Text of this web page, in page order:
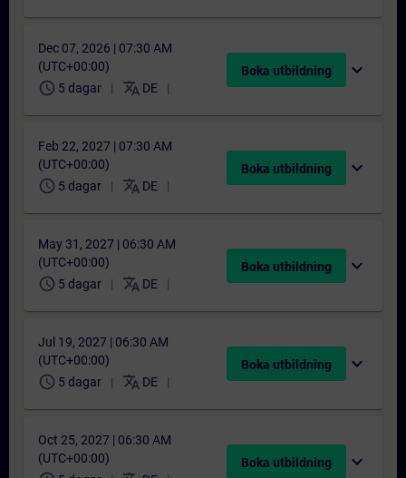
Dec 07, 2026 | 07:30 AM
(UTC+00:00)
schedule 5 dagar translate DE
Boka utbildning expand_more
Feb 22, 2027 | 07:30 AM
(UTC+00:00)
schedule 5 dagar translate DE
Boka utbildning expand_more
May 31, 2027 | 06:30 AM
(UTC+00:00)
schedule 5 dagar translate DE
Boka utbildning expand_more
Jul 19, 2027 | 06:30 AM
(UTC+00:00)
schedule 5 dagar translate DE
Boka utbildning expand_more
Oct 25, 2027 | 06:30 AM
(UTC+00:00)
Boka utbildning expand_more